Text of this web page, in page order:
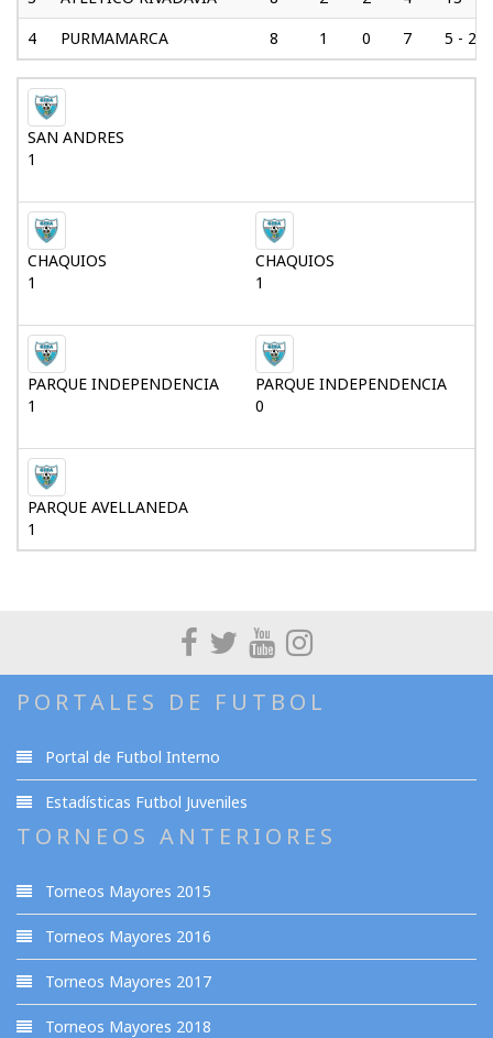
4
PURMAMARCA 8 1 0 7 5 - 29
SAN ANDRES
1
CHAQUIOS
1
CHAQUIOS
1
PARQUE INDEPENDENCIA
1
PARQUE INDEPENDENCIA
0
PARQUE AVELLANEDA
1
PORTALES DE FUTBOL
Portal de Futbol Interno
Estadísticas Futbol Juveniles
TORNEOS ANTERIORES
Torneos Mayores 2015
Torneos Mayores 2016
Torneos Mayores 2017
Torneos Mayores 2018